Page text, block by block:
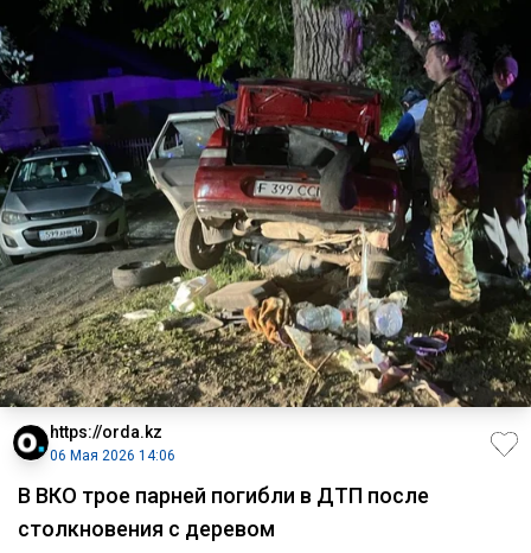
https://orda.kz
06 Мая 2026 14:06
В ВКО трое парней погибли в ДТП после
столкновения с деревом